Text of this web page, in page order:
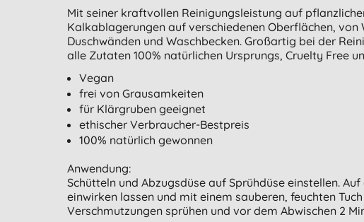
Mit seiner kraftvollen Reinigungsleistung auf
Kalkablagerungen auf verschiedenen Oberflächen, von
Duschwänden und Waschbecken. Großartig bei der
alle Zutaten 100% natürlichen Ursprungs, Cruelty Free
Vegan
frei von Grausamkeiten
für Klärgruben geeignet
ethischer Verbraucher-Bestpreis
100% natürlich gewonnen
Anwendung:
Schütteln und Abzugsdüse auf Sprühdüse einstellen.
einwirken lassen und mit einem sauberen, feuchten
Verschmutzungen sprühen und vor dem Abwischen 2